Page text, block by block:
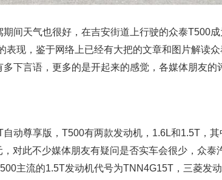
期间天气也很好，在吉安街道上行驶的众泰T500
表现，鉴于网络上已经有大把的文章和图片解读
多下言语，更多的是开起来的感觉，各媒体朋友的
自动尊享版，T500有两款发动机，1.6L和1.5T，
对此不少媒体朋友有疑问是否实车会很少，众泰
主流的1.5T发动机代号为TNN4G15T，三菱发